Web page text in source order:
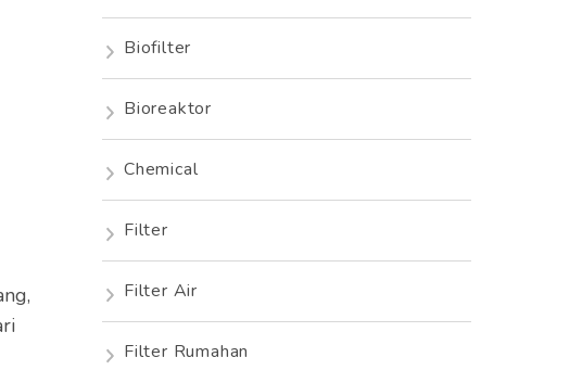
Biofilter
Bioreaktor
Chemical
Filter
Filter Air
Filter Rumahan